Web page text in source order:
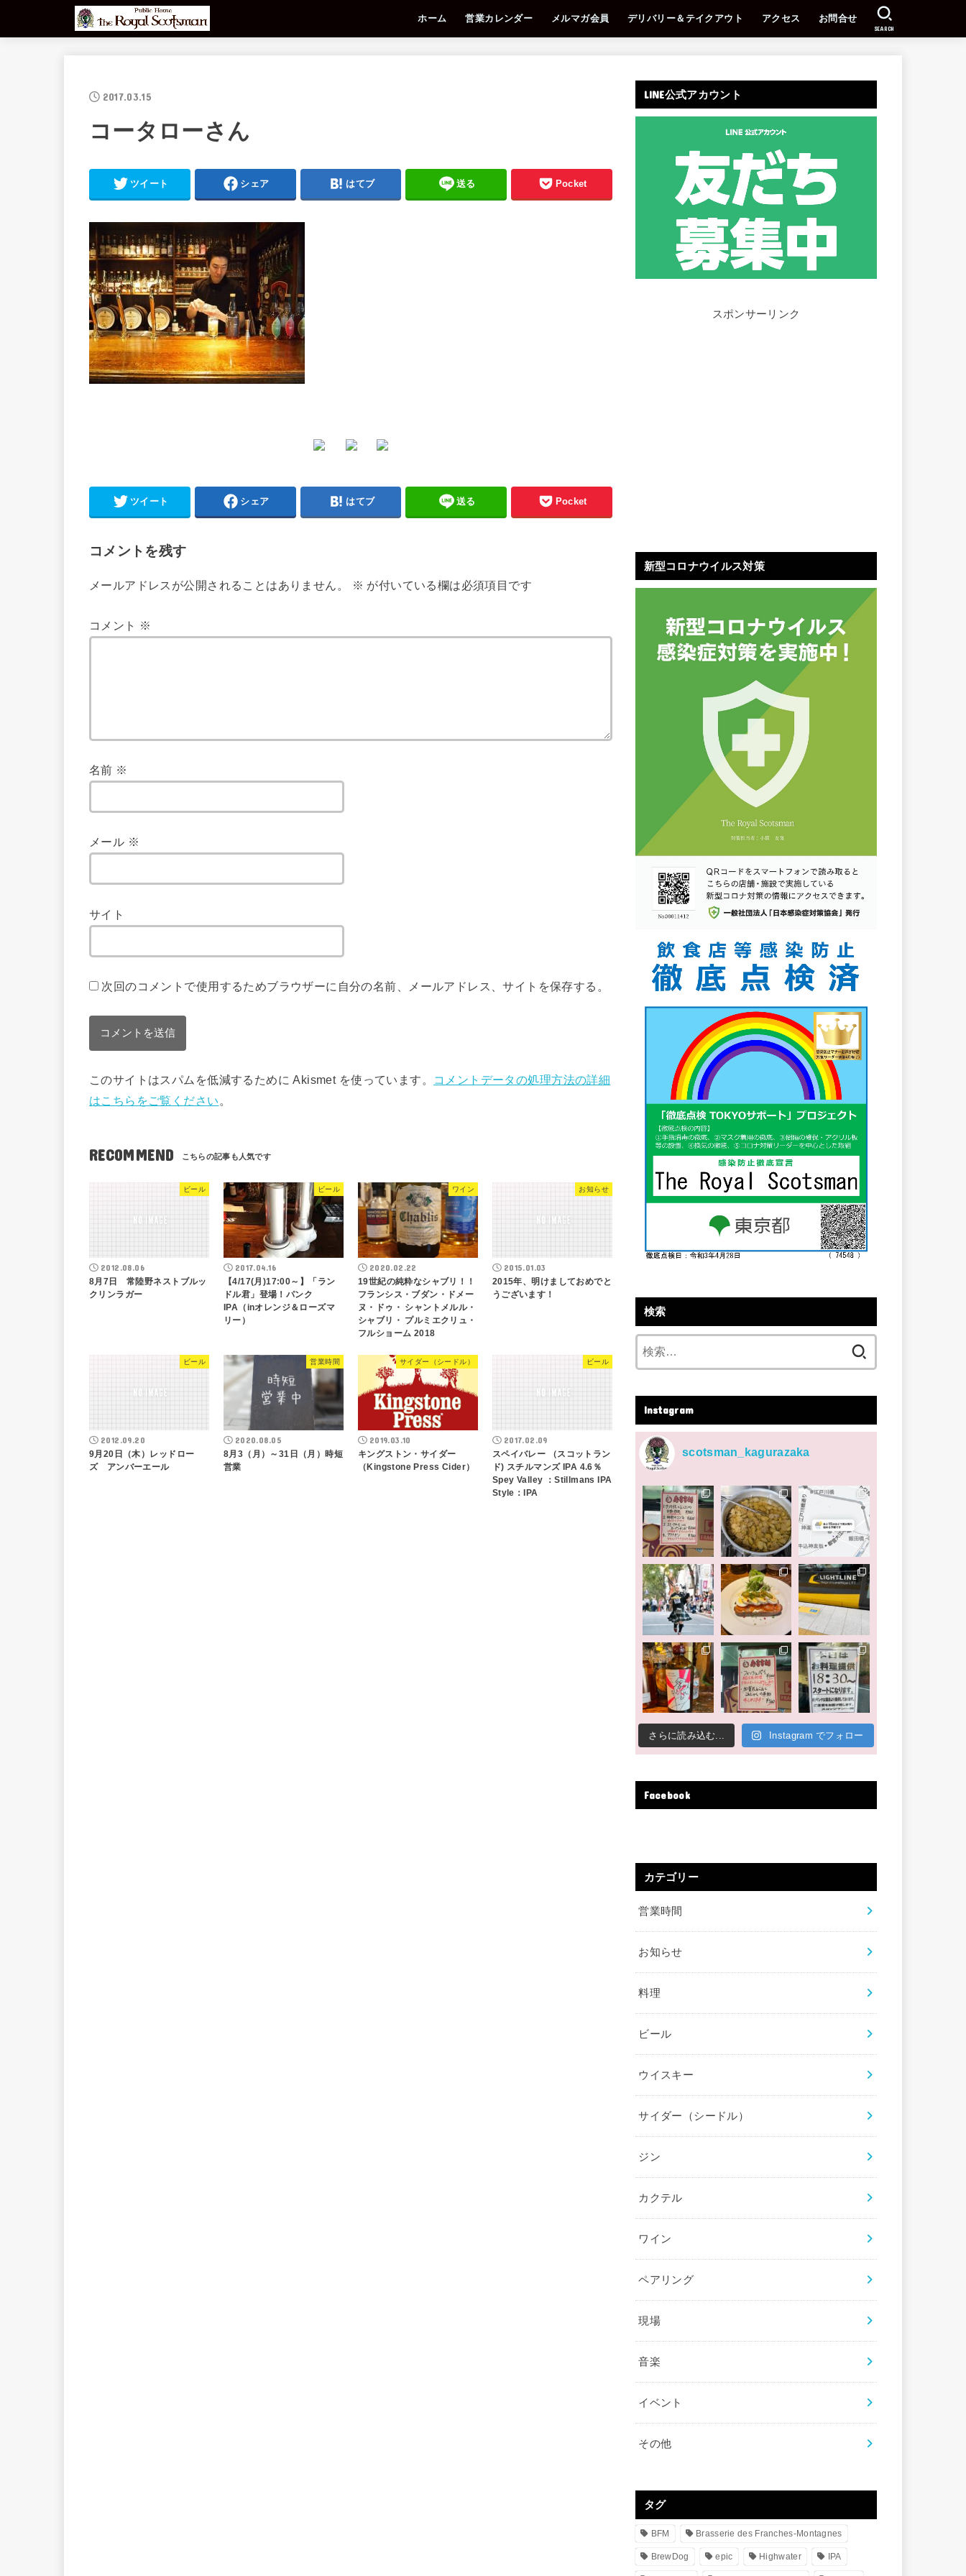
ホーム 営業カレンダー メルマガ会員 デリバリー＆テイクアウト アクセス お問合せ
SEARCH
2017.03.15
コータローさん
ツイート シェア はてブ 送る Pocket
ツイート シェア はてブ 送る Pocket
コメントを残す
メールアドレスが公開されることはありません。 ※ が付いている欄は必須項目です
コメント ※
名前 ※
メール ※
サイト
次回のコメントで使用するためブラウザーに自分の名前、メールアドレス、サイトを保存する。
このサイトはスパムを低減するために Akismet を使っています。
コメントデータの処理方法の詳細
はこちらをご覧ください 。
RECOMMEND
ビール
2012.08.06
8月7日 常陸野ネストブルッ
クリンラガー
ビール
2017.04.16
【4/17(月)17:00～】「ラン
ドル君」登場！パンク
IPA（inオレンジ＆ローズマ
リー）
ワイン
2020.02.22
19世紀の純粋なシャブリ！！
フランシス・ブダン・ドメー
ヌ・ドゥ・ シャントメルル・
シャブリ・ プルミエクリュ・
フルショーム 2018
お知らせ
2015.01.03
2015年、明けましておめでと
うございます！
ビール
2012.09.20
9月20日（木）レッドロー
ズ アンバーエール
営業時間
2020.08.05
8月3（月）～31日（月）時短
営業
サイダー（シードル）
2019.03.10
キングストン・サイダー
（Kingstone Press Cider）
ビール
2017.02.09
スペイバレー （スコットラン
ド) スチルマンズ IPA 4.6％
Spey Valley ：Stillmans IPA
Style：IPA
LINE公式アカウント
スポンサーリンク
新型コロナウイルス対策
検索
Instagram
scotsman_kagurazaka
さらに読み込む... Instagram でフォロー
Facebook
カテゴリー
営業時間
お知らせ
料理
ビール
ウイスキー
サイダー（シードル）
ジン
カクテル
ワイン
ペアリング
現場
音楽
イベント
その他
タグ
BFM Brasserie des Franches-Montagnes
BrewDog epic Highwater IPA